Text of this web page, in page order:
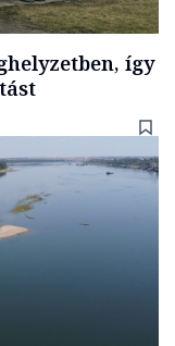
így